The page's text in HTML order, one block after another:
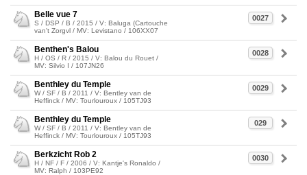
0027
Belle vue 7
S / DSP / B / 2015 / V: Baluga (Cartouche
van't Zorgvl / MV: Levistano / 106XX07
0028
Benthen's Balou
H / OS / R / 2015 / V: Balou du Rouet /
MV: Silvio I / 107JN26
0029
Benthley du Temple
W / SF / B / 2011 / V: Bentley van de
Heffinck / MV: Tourlouroux / 105TJ93
029
Benthley du Temple
W / SF / B / 2011 / V: Bentley van de
Heffinck / MV: Tourlouroux / 105TJ93
0030
Berkzicht Rob 2
H / NF / F / 2006 / V: Kantje's Ronaldo /
MV: Ralph / 103PE92